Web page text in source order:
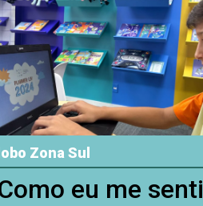
Zona Sul
eu me senti